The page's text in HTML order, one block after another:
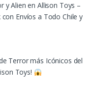
y Alien en Allison Toys –
Envíos a Todo Chile y
Terror más Icónicos del
Toys!